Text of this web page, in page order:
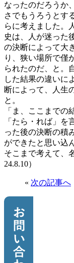
なったのだろうか
さでもうろうとす
らに考えました。
史は、人が迷った
の決断によって大
り、狭い場所で僅
られたのだ、と。
した結果の違いに
断によって、人生
と。
「ま、ここまで
「たら・れば」
った後の決断の積
ができたと思い込
そこまで考えて、
24.8.10）
« 次の記事へ